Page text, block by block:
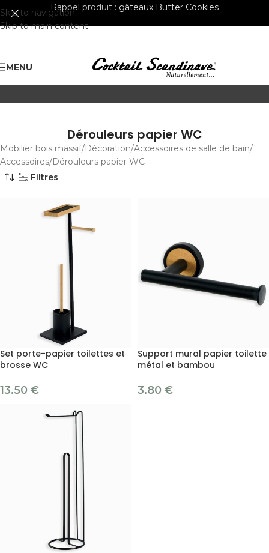
Skip to navigation
Skip to main content
Rappel produit : gâteaux Butter Cookies
MENU
Dérouleurs papier WC
Mobilier bois massif Décoration Accessoires de salle de bain
Accessoires Dérouleurs papier WC
Filtres
Set porte-papier toilettes et
brosse WC
13.50 €
Support mural papier toilette
métal et bambou
3.80 €